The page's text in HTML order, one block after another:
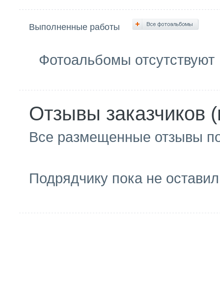
Выполненные работы
Фотоальбомы отсутствуют
Отзывы заказчиков
Все размещенные отзывы
Подрядчику пока не